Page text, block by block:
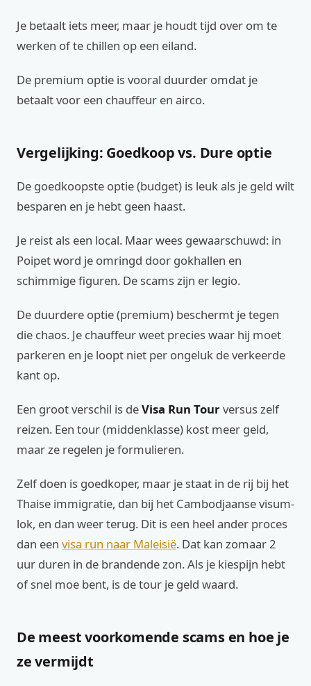
Je betaalt iets meer, maar je houdt tijd over om te
werken of te chillen op een eiland.
De premium optie is vooral duurder omdat je
betaalt voor een chauffeur en airco.
Vergelijking: Goedkoop vs. Dure optie
De goedkoopste optie (budget) is leuk als je geld wilt
besparen en je hebt geen haast.
Je reist als een local. Maar wees gewaarschuwd: in
Poipet word je omringd door gokhallen en
schimmige figuren. De scams zijn er legio.
De duurdere optie (premium) beschermt je tegen
die chaos. Je chauffeur weet precies waar hij moet
parkeren en je loopt niet per ongeluk de verkeerde
kant op.
Een groot verschil is deVisa Run Tourversus zelf
reizen. Een tour (middenklasse) kost meer geld,
maar ze regelen je formulieren.
Zelf doen is goedkoper, maar je staat in de rij bij het
Thaise immigratie, dan bij het Cambodjaanse visum-
lok, en dan weer terug. Dit is een heel ander proces
dan een visa run naar Maleisië. Dat kan zomaar 2
uur duren in de brandende zon. Als je kiespijn hebt
of snel moe bent, is de tour je geld waard.
De meest voorkomende scams en hoe je
ze vermijdt